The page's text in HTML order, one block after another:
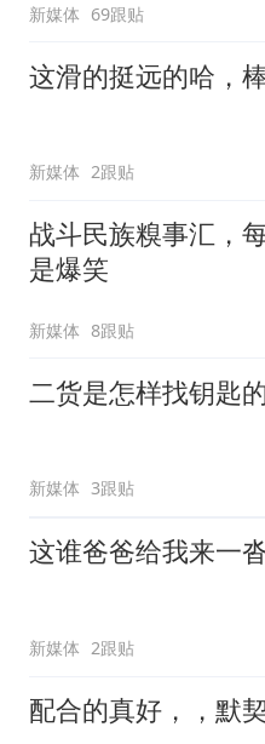
新媒体 69跟贴
这滑的挺远的哈，
新媒体 2跟贴
战斗民族糗事汇，
是爆笑
新媒体 8跟贴
二货是怎样找钥匙的
新媒体 3跟贴
这谁爸爸给我来一沓
新媒体 2跟贴
配合的真好，，默